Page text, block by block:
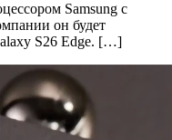
Samsung с
он будет
S26 Edge. […]